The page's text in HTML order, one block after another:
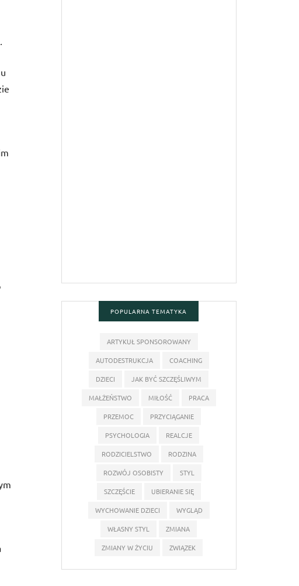
POPULARNA TEMATYKA
ARTYKUŁ SPONSOROWANY
AUTODESTRUKCJA
COACHING
DZIECI
JAK BYĆ SZCZĘŚLIWYM
MAŁŻEŃSTWO
MIŁOŚĆ
PRACA
PRZEMOC
PRZYCIĄGANIE
PSYCHOLOGIA
REALCJE
RODZICIELSTWO
RODZINA
ROZWÓJ OSOBISTY
STYL
SZCZĘŚCIE
UBIERANIE SIĘ
WYCHOWANIE DZIECI
WYGLĄD
WŁASNY STYL
ZMIANA
ZMIANY W ŻYCIU
ZWIĄZEK